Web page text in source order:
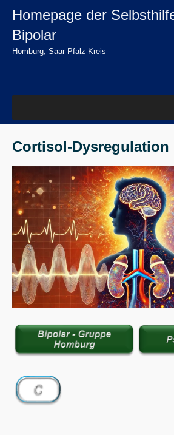
springen
Zum
springen
Homepage der
Bipolar
Homburg, Saar-Pfalz-Kreis
Cortisol-Dysregulation